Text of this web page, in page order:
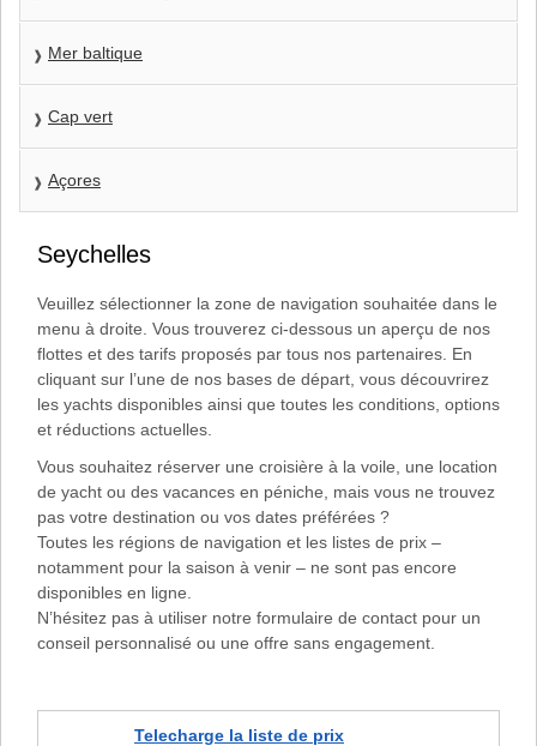
Mer baltique
Cap vert
Açores
Seychelles
Veuillez sélectionner la zone de navigation souhaitée dans le
menu à droite. Vous trouverez ci-dessous un aperçu de nos
flottes et des tarifs proposés par tous nos partenaires. En
cliquant sur l’une de nos bases de départ, vous découvrirez
les yachts disponibles ainsi que toutes les conditions, options
et réductions actuelles.
Vous souhaitez réserver une croisière à la voile, une location
de yacht ou des vacances en péniche, mais vous ne trouvez
pas votre destination ou vos dates préférées ?
Toutes les régions de navigation et les listes de prix –
notamment pour la saison à venir – ne sont pas encore
disponibles en ligne.
N’hésitez pas à utiliser notre formulaire de contact pour un
conseil personnalisé ou une offre sans engagement.
Telecharge la liste de prix